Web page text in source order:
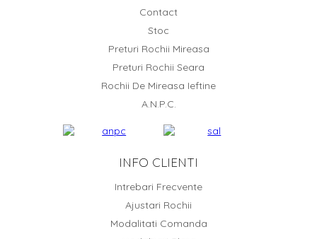
Contact
Stoc
Preturi Rochii Mireasa
Preturi Rochii Seara
Rochii De Mireasa Ieftine
A.N.P.C.
INFO CLIENTI
Intrebari Frecvente
Ajustari Rochii
Modalitati Comanda